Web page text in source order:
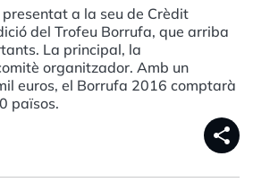
a la seu de Crèdit
del Trofeu Borrufa, que arriba
La principal, la
organitzador. Amb un
euros, el Borrufa 2016 comptarà
països.
share